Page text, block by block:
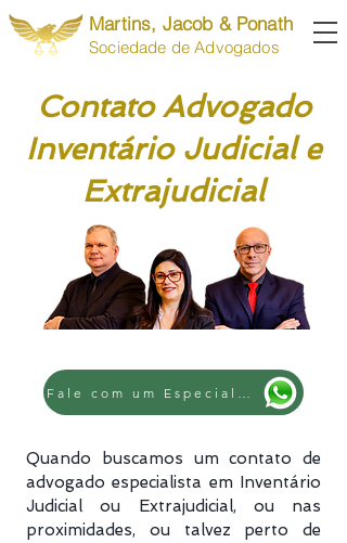
Martins, Jacob & Ponath
Sociedade de Advogados
Contato Advogado
Inventário Judicial e
Extrajudicial
Quando buscamos um contato de
advogado especialista em Inventário
Judicial ou Extrajudicial, ou nas
proximidades, ou talvez perto de